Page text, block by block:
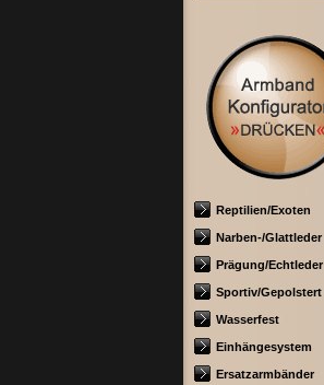
Reptilien/Exoten
Narben-/Glattleder
Prägung/Echtleder
Sportiv/Gepolstert
Wasserfest
Einhängesystem
Ersatzarmbänder